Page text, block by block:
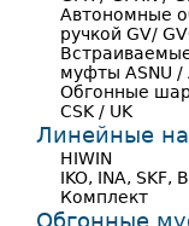
Автономные
ручкой GV/
муфты ASNU /
Обгонные
CSK / UK
Линейные
HIWIN
IKO, INA, SKF,
Комплект
Обгонные